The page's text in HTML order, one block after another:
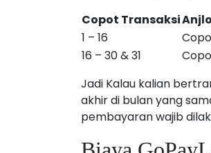
Copot Transaksi
1 – 16
16 – 30 & 31
Jadi Kalau kalian
akhir di bulan yang
pembayaran wajib